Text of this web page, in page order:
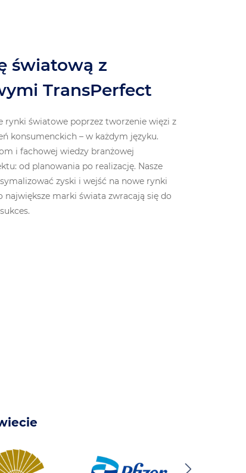
światową z
TransPerfect
światowe poprzez tworzenie więzi z
konsumenckich – w każdym języku.
i fachowej wiedzy branżowej
od planowania po realizację. Nasze
zyski i wejść na nowe rynki
największe marki świata zwracają się do